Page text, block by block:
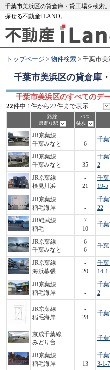
千葉市美浜区の貸倉庫・貸工場を検索
探せる不動産i-LAND。
トップページ > 物件検索> 千葉市美
千葉市美浜区の貸倉庫
千葉市美浜区のすべてのデ
22件中 1件から22件まで表示
路線
最寄り駅
バス
徒歩
JR京葉線
千葉みなと
-
6
千葉
JR京葉線
千葉みなと
-
35
千葉
2
JR京葉線
検見川浜
-
21
千
19-5
JR京葉線
稲毛海岸
-
-
千葉
22
JR総武線
稲毛
7
10
千葉
JR京葉線
千葉みなと
6
6
千葉
JR京葉線
海浜幕張
-
20
千
14-1
JR京葉線
稲毛海岸
-
-
千葉
2
JR京葉線
稲毛海岸
-
28
千葉
京成千葉線
みどり台
-
-
千葉
JR京葉線
稲毛海岸
-
13
千
3-1-